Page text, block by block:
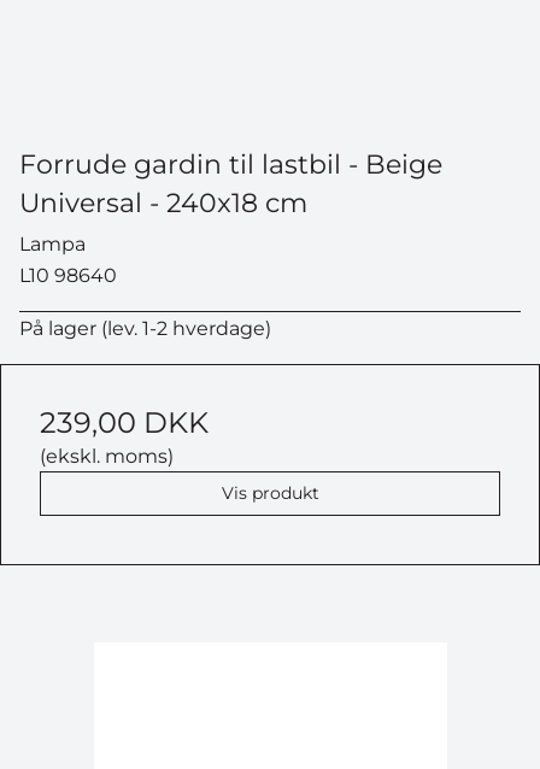
Forrude gardin til lastbil - Beige
Universal - 240x18 cm
Lampa
L10 98640
På lager (lev. 1-2 hverdage)
239,00 DKK
(ekskl. moms)
Vis produkt